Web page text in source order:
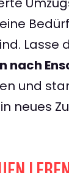
Lasse
nach
und
neues